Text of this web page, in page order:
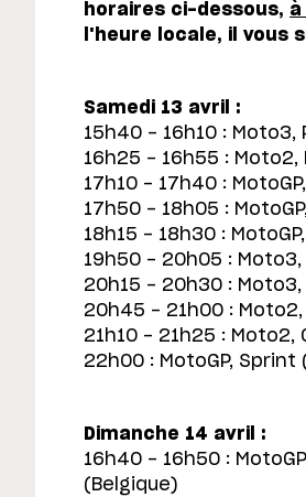
horaires ci-dessous, à
l'heure locale, il vous
Samedi 13 avril :
15h40 - 16h10 : Moto3,
16h25 - 16h55 :
17h10 - 17h40 :
17h50 - 18h05 :
18h15 - 18h30 :
19h50 - 20h05 : Moto3,
20h15 - 20h30 : Moto3,
20h45 - 21h00 : Moto2,
21h10 - 21h25 : Moto2,
22h00 : MotoGP, Sprint
Dimanche 14 avril :
16h40 - 16h50 :
(Belgique)